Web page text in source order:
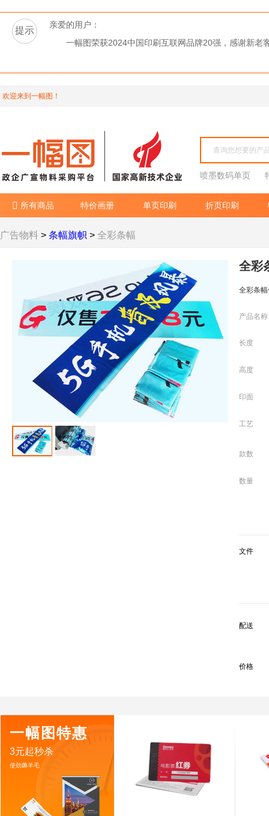
提示
亲爱的用户：
一幅图荣获2024中国印刷互联网品牌20强，感谢新老
欢迎来到一幅图！
喷墨数码单页
 所有商品 特价画册 单页印刷 折页印刷
广告物料 > 条幅旗帜 > 全彩条幅
全彩
全彩条
产品名称
长度
高度
印面
工艺
款数
数量
文件
配送
价格
一幅图特惠
3元起秒杀
使劲薅羊毛